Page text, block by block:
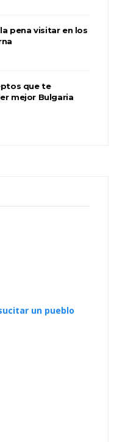
pena visitar en los
que te
mejor Bulgaria
un pueblo